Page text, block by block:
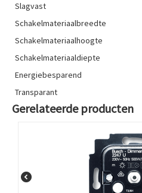
Slagvast
Schakelmateriaalbreedte
Schakelmateriaalhoogte
Schakelmateriaaldiepte
Energiebesparend
Transparant
Gerelateerde producten